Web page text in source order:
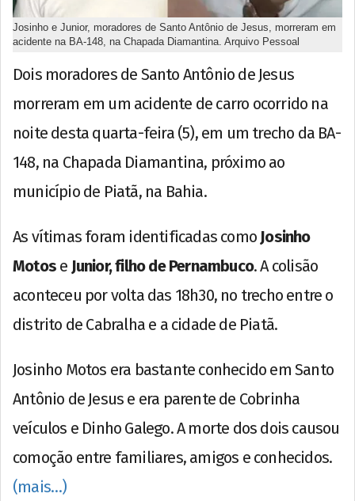
Josinho e Junior, moradores de Santo Antônio de Jesus, morreram em
acidente na BA-148, na Chapada Diamantina. Arquivo Pessoal
Dois moradores de Santo Antônio de Jesus
morreram em um acidente de carro ocorrido na
noite desta quarta-feira (5), em um trecho da BA-
148, na Chapada Diamantina, próximo ao
município de Piatã, na Bahia.
As vítimas foram identificadas como Josinho
Motos e Junior, filho de Pernambuco. A colisão
aconteceu por volta das 18h30, no trecho entre o
distrito de Cabralha e a cidade de Piatã.
Josinho Motos era bastante conhecido em Santo
Antônio de Jesus e era parente de Cobrinha
veículos e Dinho Galego. A morte dos dois causou
comoção entre familiares, amigos e conhecidos.
(mais…)